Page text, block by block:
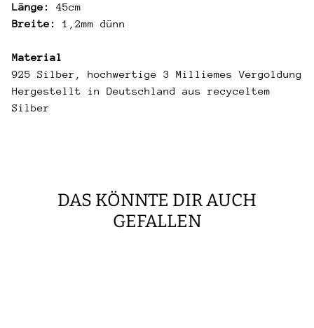
Länge:
45cm
Breite:
1,2mm dünn
Material
925 Silber, hochwertige 3 Milliemes Vergoldung
Hergestellt in Deutschland aus recyceltem
Silber
DAS KÖNNTE DIR AUCH
GEFALLEN